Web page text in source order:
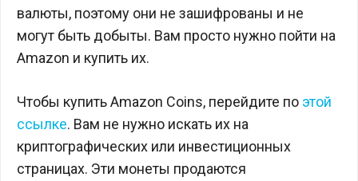
валюты, поэтому они не зашифрованы и не
могут быть добыты. Вам просто нужно пойти на
Amazon и купить их.
Чтобы купить Amazon Coins, перейдите по этой
ссылке. Вам не нужно искать их на
криптографических или инвестиционных
страницах. Эти монеты продаются